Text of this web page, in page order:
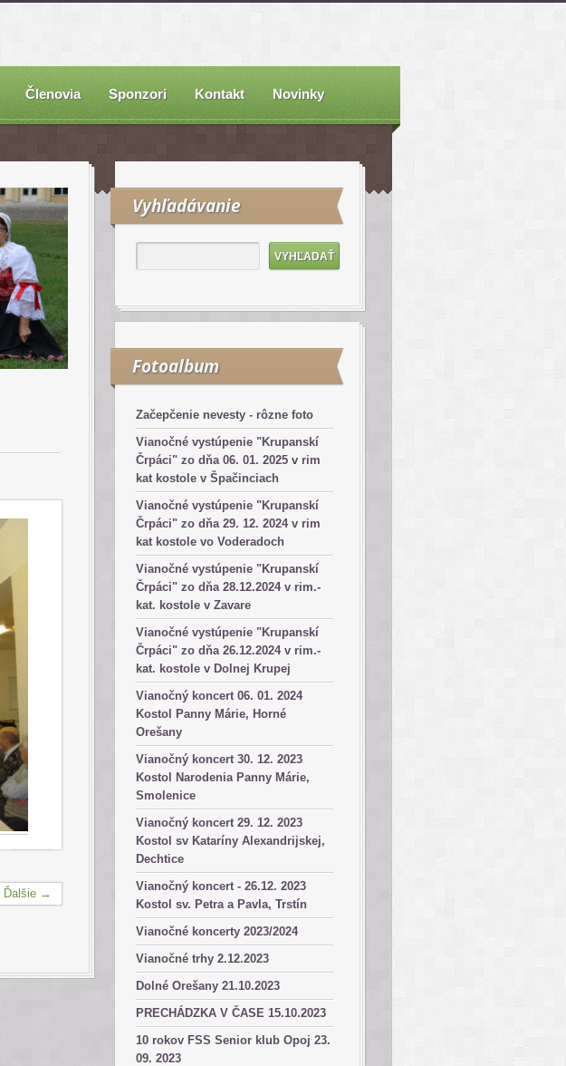
Členovia Sponzori Kontakt Novinky
Vyhľadávanie
Fotoalbum
Začepčenie nevesty - rôzne foto
Vianočné vystúpenie "Krupanskí
Črpáci" zo dňa 06. 01. 2025 v rim
kat kostole v Špačinciach
Vianočné vystúpenie "Krupanskí
Črpáci" zo dňa 29. 12. 2024 v rim
kat kostole vo Voderadoch
Vianočné vystúpenie "Krupanskí
Črpáci" zo dňa 28.12.2024 v rim.-
kat. kostole v Zavare
Vianočné vystúpenie "Krupanskí
Črpáci" zo dňa 26.12.2024 v rim.-
kat. kostole v Dolnej Krupej
Vianočný koncert 06. 01. 2024
Kostol Panny Márie, Horné
Orešany
Vianočný koncert 30. 12. 2023
Kostol Narodenia Panny Márie,
Smolenice
Vianočný koncert 29. 12. 2023
Kostol sv Kataríny Alexandrijskej,
Dechtice
Vianočný koncert - 26.12. 2023
Kostol sv. Petra a Pavla, Trstín
Vianočné koncerty 2023/2024
Vianočné trhy 2.12.2023
Dolné Orešany 21.10.2023
PRECHÁDZKA V ČASE 15.10.2023
10 rokov FSS Senior klub Opoj 23.
09. 2023
Ďalšie →